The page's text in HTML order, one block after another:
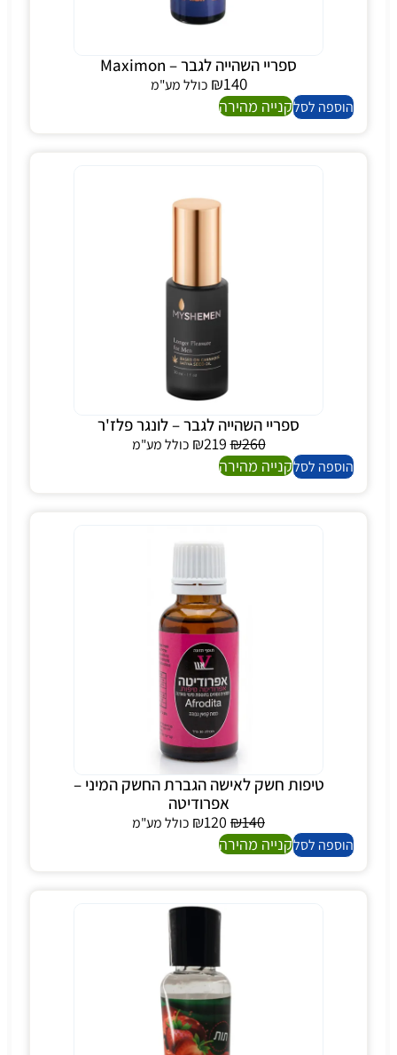
ספריי השהייה לגבר – Maximon
₪140
כולל מע"מ
הוספה לסלקנייה מהירה
ספריי השהייה לגבר – לונגר פלז'ר
₪260
₪219
כולל מע"מ
הוספה לסלקנייה מהירה
טיפות חשק לאישה הגברת החשק המיני –
אפרודיטה
₪140
₪120
כולל מע"מ
הוספה לסלקנייה מהירה